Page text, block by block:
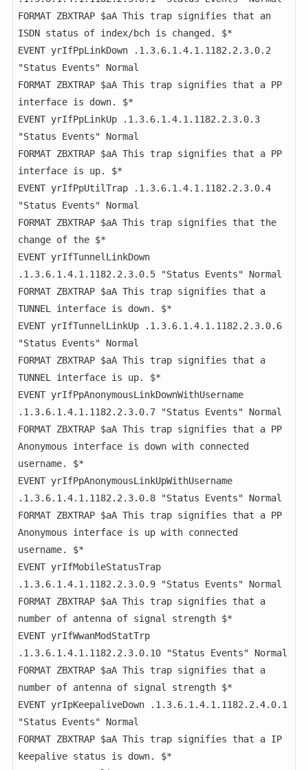
FORMAT ZBXTRAP $aA This trap signifies that an
ISDN status of index/bch is changed. $*
EVENT yrIfPpLinkDown .1.3.6.1.4.1.1182.2.3.0.2
"Status Events" Normal
FORMAT ZBXTRAP $aA This trap signifies that a PP
interface is down. $*
EVENT yrIfPpLinkUp .1.3.6.1.4.1.1182.2.3.0.3
"Status Events" Normal
FORMAT ZBXTRAP $aA This trap signifies that a PP
interface is up. $*
EVENT yrIfPpUtilTrap .1.3.6.1.4.1.1182.2.3.0.4
"Status Events" Normal
FORMAT ZBXTRAP $aA This trap signifies that the
change of the $*
EVENT yrIfTunnelLinkDown
.1.3.6.1.4.1.1182.2.3.0.5 "Status Events" Normal
FORMAT ZBXTRAP $aA This trap signifies that a
TUNNEL interface is down. $*
EVENT yrIfTunnelLinkUp .1.3.6.1.4.1.1182.2.3.0.6
"Status Events" Normal
FORMAT ZBXTRAP $aA This trap signifies that a
TUNNEL interface is up. $*
EVENT yrIfPpAnonymousLinkDownWithUsername
.1.3.6.1.4.1.1182.2.3.0.7 "Status Events" Normal
FORMAT ZBXTRAP $aA This trap signifies that a PP
Anonymous interface is down with connected
username. $*
EVENT yrIfPpAnonymousLinkUpWithUsername
.1.3.6.1.4.1.1182.2.3.0.8 "Status Events" Normal
FORMAT ZBXTRAP $aA This trap signifies that a PP
Anonymous interface is up with connected
username. $*
EVENT yrIfMobileStatusTrap
.1.3.6.1.4.1.1182.2.3.0.9 "Status Events" Normal
FORMAT ZBXTRAP $aA This trap signifies that a
number of antenna of signal strength $*
EVENT yrIfWwanModStatTrp
.1.3.6.1.4.1.1182.2.3.0.10 "Status Events" Normal
FORMAT ZBXTRAP $aA This trap signifies that a
number of antenna of signal strength $*
EVENT yrIpKeepaliveDown .1.3.6.1.4.1.1182.2.4.0.1
"Status Events" Normal
FORMAT ZBXTRAP $aA This trap signifies that a IP
keepalive status is down. $*